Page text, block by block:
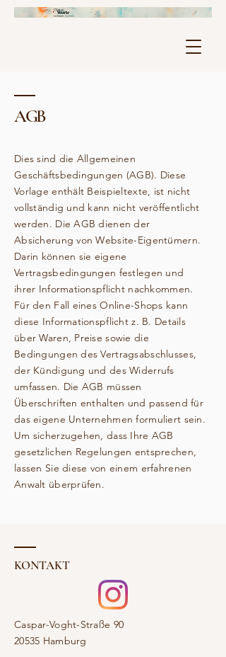
AGB
Dies sind die Allgemeinen
Geschäftsbedingungen (AGB). Diese
Vorlage enthält Beispieltexte, ist nicht
vollständig und kann nicht veröffentlicht
werden. Die AGB dienen der
Absicherung von Website-Eigentümern.
Darin können sie eigene
Vertragsbedingungen festlegen und
ihrer Informationspflicht nachkommen.
Für den Fall eines Online-Shops kann
diese Informationspflicht z. B. Details
über Waren, Preise sowie die
Bedingungen des Vertragsabschlusses,
der Kündigung und des Widerrufs
umfassen. Die AGB müssen
Überschriften enthalten und passend für
das eigene Unternehmen formuliert sein.
Um sicherzugehen, dass Ihre AGB
gesetzlichen Regelungen entsprechen,
lassen Sie diese von einem erfahrenen
Anwalt überprüfen.
KONTAKT
Caspar-Voght-Straße 90
20535 Hamburg​